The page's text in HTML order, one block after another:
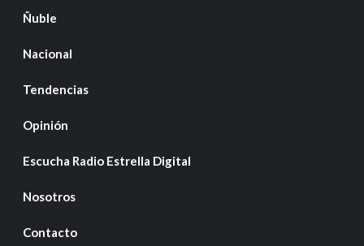
Ñuble
Nacional
Tendencias
Opinión
Escucha Radio Estrella Digital
Nosotros
Contacto